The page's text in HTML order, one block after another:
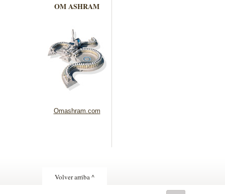
OM ASHRAM
Omashram.com
Volver arriba ^